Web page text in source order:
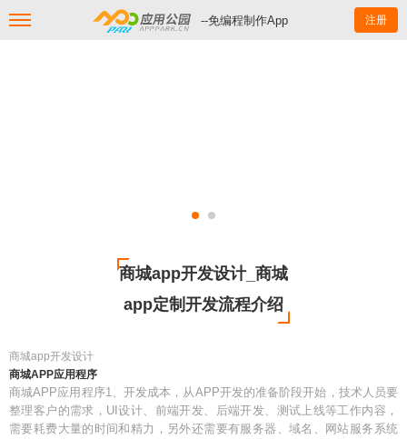
--免编程制作App 注册
商城app开发设计_商城
app定制开发流程介绍
商城app开发设计
商城APP应用程序
商城APP应用程序1、开发成本，从APP开发的准备阶段开始，技术人员要
整理客户的需求，UI设计、前端开发、后端开发、测试上线等工作内容，
需要耗费大量的时间和精力，另外还需要有服务器、域名、网站服务系统